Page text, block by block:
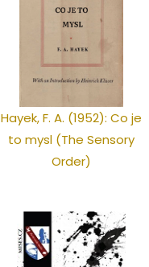
Hayek, F. A. (1952): Co je
to mysl (The Sensory
Order)